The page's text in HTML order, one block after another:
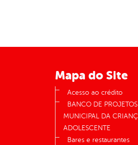
Mapa do Site
Acesso ao crédito
BANCO DE
MUNICIPAL DA
ADOLESCENTE
Bares e restaurantes